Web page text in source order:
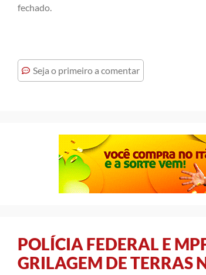
fechado.
Seja o primeiro a comentar
POLÍCIA FEDERAL E
GRILAGEM DE TERRAS